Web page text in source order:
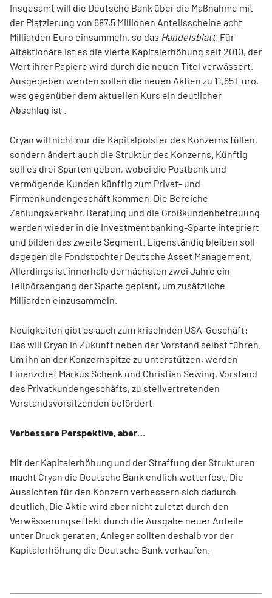
Insgesamt will die Deutsche Bank über die Maßnahme mit
der Platzierung von 687,5 Millionen Anteilsscheine acht
Milliarden Euro einsammeln, so das Handelsblatt. Für
Altaktionäre ist es die vierte Kapitalerhöhung seit 2010, der
Wert ihrer Papiere wird durch die neuen Titel verwässert.
Ausgegeben werden sollen die neuen Aktien zu 11,65 Euro,
was gegenüber dem aktuellen Kurs ein deutlicher
Abschlag ist .
Cryan will nicht nur die Kapitalpolster des Konzerns füllen,
sondern ändert auch die Struktur des Konzerns. Künftig
soll es drei Sparten geben, wobei die Postbank und
vermögende Kunden künftig zum Privat- und
Firmenkundengeschäft kommen. Die Bereiche
Zahlungsverkehr, Beratung und die Großkundenbetreuung
werden wieder in die Investmentbanking-Sparte integriert
und bilden das zweite Segment. Eigenständig bleiben soll
dagegen die Fondstochter Deutsche Asset Management.
Allerdings ist innerhalb der nächsten zwei Jahre ein
Teilbörsengang der Sparte geplant, um zusätzliche
Milliarden einzusammeln.
Neuigkeiten gibt es auch zum kriselnden USA-Geschäft:
Das will Cryan in Zukunft neben der Vorstand selbst führen.
Um ihn an der Konzernspitze zu unterstützen, werden
Finanzchef Markus Schenk und Christian Sewing, Vorstand
des Privatkundengeschäfts, zu stellvertretenden
Vorstandsvorsitzenden befördert.
Verbessere Perspektive, aber…
Mit der Kapitalerhöhung und der Straffung der Strukturen
macht Cryan die Deutsche Bank endlich wetterfest. Die
Aussichten für den Konzern verbessern sich dadurch
deutlich. Die Aktie wird aber nicht zuletzt durch den
Verwässerungseffekt durch die Ausgabe neuer Anteile
unter Druck geraten. Anleger sollten deshalb vor der
Kapitalerhöhung die Deutsche Bank verkaufen.